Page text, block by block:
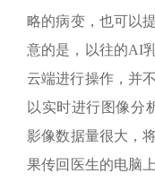
略的病变，也可以
意的是，以往的AI
云端进行操作，并
以实时进行图像分
影像数据量很大，
果传回医生的电脑